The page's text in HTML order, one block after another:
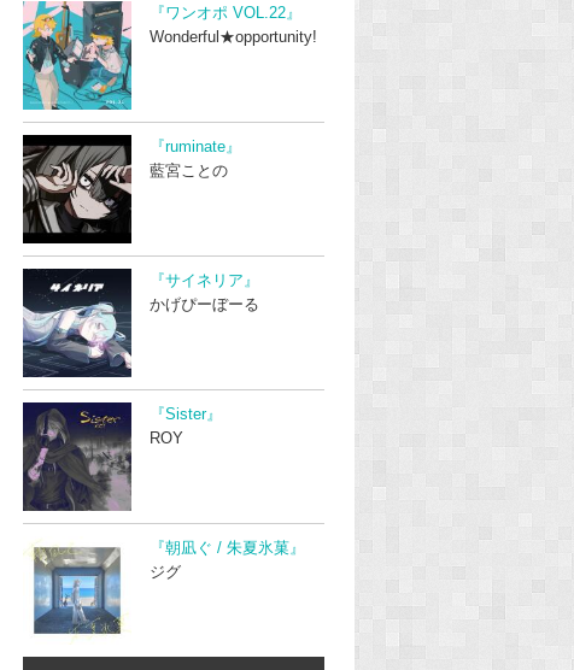
『ワンオポ VOL.22』
Wonderful★opportunity!
『ruminate』
藍宮ことの
『サイネリア』
かげぴーぼーる
『Sister』
ROY
『朝凪ぐ / 朱夏氷菓』
ジグ